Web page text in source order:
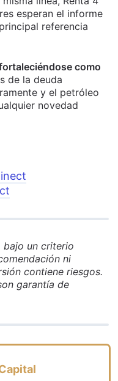
esperan el informe
referencia
como
de la deuda
y el petróleo
novedad
bajo un criterio
ni
contiene riesgos.
garantía de